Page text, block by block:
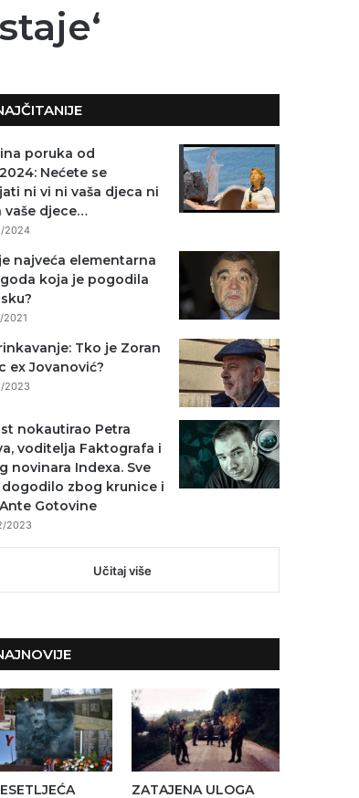
poruka od
Nećete se
ni vi ni vaša djeca ni
vaše djece…
2024
najveća elementarna
koja je pogodila
2021
Tko je Zoran
ex Jovanović?
2023
nokautirao Petra
voditelja Faktografa i
novinara Indexa. Sve
dogodilo zbog krunice i
Gotovine
2023
Učitaj više
ZATAJENA ULOGA